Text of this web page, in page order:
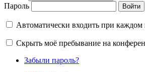
Пароль
Автоматически входить при
Скрыть моё пребывание на
Забыли пароль?